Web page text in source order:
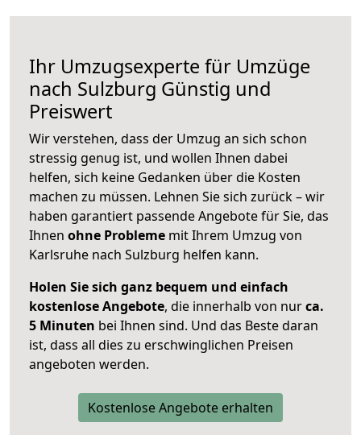
Ihr Umzugsexperte für Umzüge
nach Sulzburg Günstig und
Preiswert
Wir verstehen, dass der Umzug an sich schon
stressig genug ist, und wollen Ihnen dabei
helfen, sich keine Gedanken über die Kosten
machen zu müssen. Lehnen Sie sich zurück – wir
haben garantiert passende Angebote für Sie, das
Ihnen ohne Probleme mit Ihrem Umzug von
Karlsruhe nach Sulzburg helfen kann.
Holen Sie sich ganz bequem und einfach
kostenlose Angebote, die innerhalb von nurca.
5 Minuten bei Ihnen sind. Und das Beste daran
ist, dass all dies zu erschwinglichen Preisen
angeboten werden.
Kostenlose Angebote erhalten